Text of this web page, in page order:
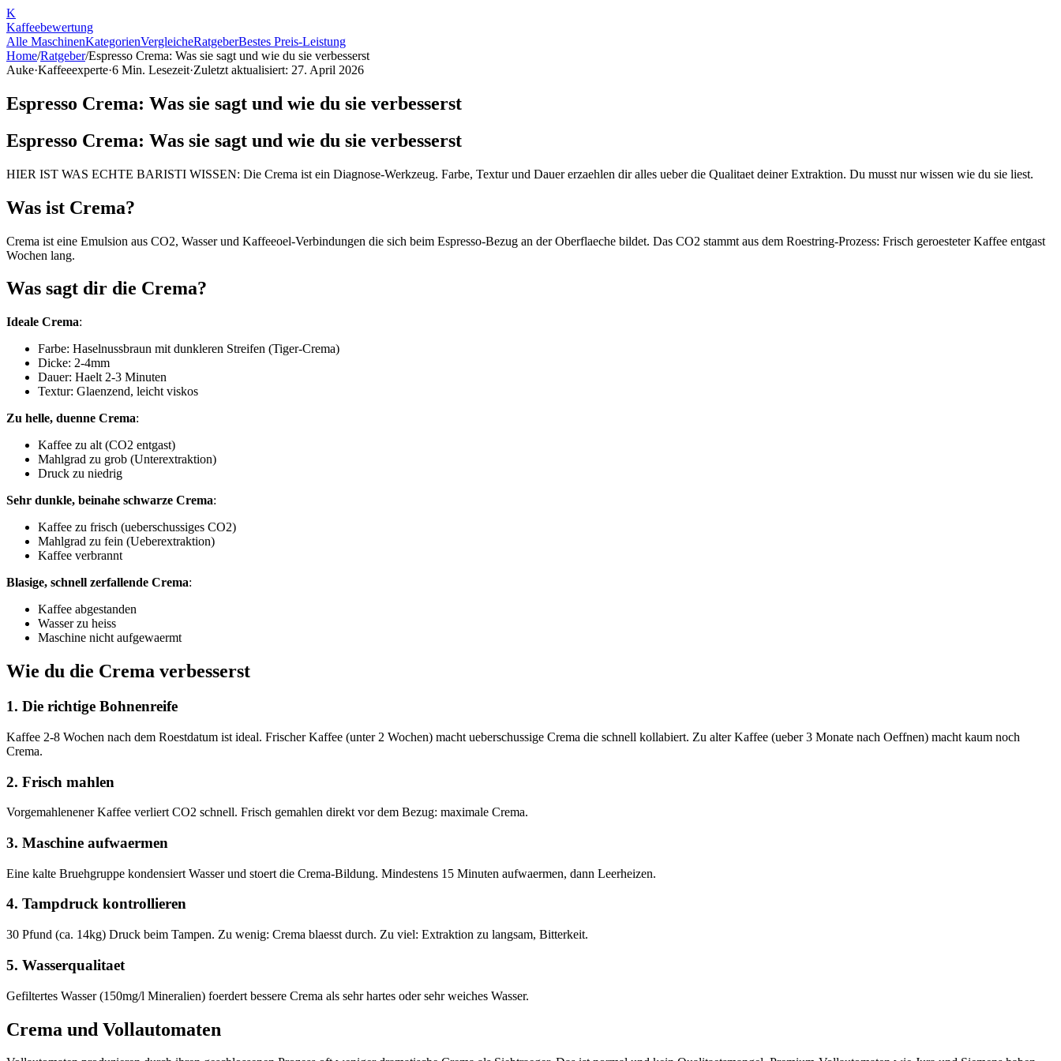
K
Kaffeebewertung
Alle MaschinenKategorienVergleicheRatgeberBestes Preis-Leistung
Home/Ratgeber/Espresso Crema: Was sie sagt und wie du sie verbesserst
Auke·Kaffeeexperte·6 Min. Lesezeit·Zuletzt aktualisiert: 27. April 2026
Espresso Crema: Was sie sagt und wie du sie verbesserst
Espresso Crema: Was sie sagt und wie du sie verbesserst
HIER IST WAS ECHTE BARISTI WISSEN: Die Crema ist ein Diagnose-Werkzeug. Farbe, Textur und Dauer erzaehlen dir alles ueber die Qualitaet deiner Extraktion. Du musst nur wissen wie du sie liest.
Was ist Crema?
Crema ist eine Emulsion aus CO2, Wasser und Kaffeeoel-Verbindungen die sich beim Espresso-Bezug an der Oberflaeche bildet. Das CO2 stammt aus dem Roestring-Prozess: Frisch geroesteter Kaffee entgast
Wochen lang.
Was sagt dir die Crema?
Ideale Crema:
Farbe: Haselnussbraun mit dunkleren Streifen (Tiger-Crema)
Dicke: 2-4mm
Dauer: Haelt 2-3 Minuten
Textur: Glaenzend, leicht viskos
Zu helle, duenne Crema:
Kaffee zu alt (CO2 entgast)
Mahlgrad zu grob (Unterextraktion)
Druck zu niedrig
Sehr dunkle, beinahe schwarze Crema:
Kaffee zu frisch (ueberschussiges CO2)
Mahlgrad zu fein (Ueberextraktion)
Kaffee verbrannt
Blasige, schnell zerfallende Crema:
Kaffee abgestanden
Wasser zu heiss
Maschine nicht aufgewaermt
Wie du die Crema verbesserst
1. Die richtige Bohnenreife
Kaffee 2-8 Wochen nach dem Roestdatum ist ideal. Frischer Kaffee (unter 2 Wochen) macht ueberschussige Crema die schnell kollabiert. Zu alter Kaffee (ueber 3 Monate nach Oeffnen) macht kaum noch
Crema.
2. Frisch mahlen
Vorgemahlenener Kaffee verliert CO2 schnell. Frisch gemahlen direkt vor dem Bezug: maximale Crema.
3. Maschine aufwaermen
Eine kalte Bruehgruppe kondensiert Wasser und stoert die Crema-Bildung. Mindestens 15 Minuten aufwaermen, dann Leerheizen.
4. Tampdruck kontrollieren
30 Pfund (ca. 14kg) Druck beim Tampen. Zu wenig: Crema blaesst durch. Zu viel: Extraktion zu langsam, Bitterkeit.
5. Wasserqualitaet
Gefiltertes Wasser (150mg/l Mineralien) foerdert bessere Crema als sehr hartes oder sehr weiches Wasser.
Crema und Vollautomaten